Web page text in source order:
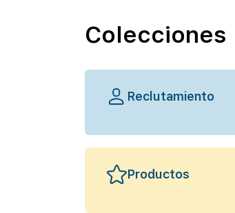
Colecciones
Reclutamiento
Productos